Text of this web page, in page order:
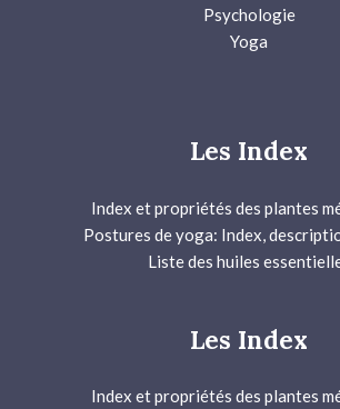
Psychologie
Yoga
Les Index
Index et propriétés des plantes
Postures de yoga: Index,
Liste des huiles
Les Index
Index et propriétés des plantes